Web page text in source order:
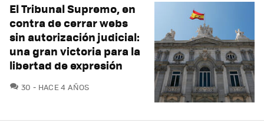
El Tribunal Supremo, en
contra de cerrar webs
sin autorización judicial:
una gran victoria para la
libertad de expresión
30 COMENTARIOS
HACE 4 AÑOS